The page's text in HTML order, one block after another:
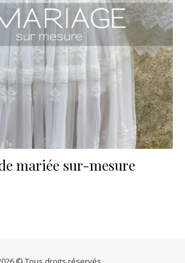
mariée sur-mesure